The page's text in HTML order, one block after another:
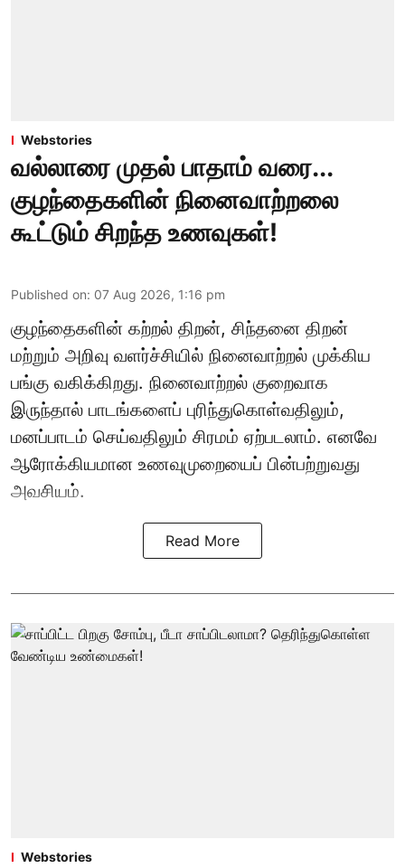
Webstories
வல்லாரை முதல் பாதாம் வரை...
குழந்தைகளின் நினைவாற்றலை
கூட்டும் சிறந்த உணவுகள்!
Published on: 07 Aug 2026, 1:16 pm
குழந்தைகளின் கற்றல் திறன், சிந்தனை திறன்
மற்றும் அறிவு வளர்ச்சியில் நினைவாற்றல் முக்கிய
பங்கு வகிக்கிறது. நினைவாற்றல் குறைவாக
இருந்தால் பாடங்களைப் புரிந்துகொள்வதிலும்,
மனப்பாடம் செய்வதிலும் சிரமம் ஏற்படலாம். எனவே
ஆரோக்கியமான உணவுமுறையைப் பின்பற்றுவது
அவசியம்.
Read More
Webstories